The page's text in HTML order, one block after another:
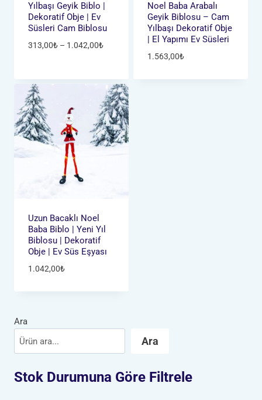
Yılbaşı Geyik Biblo |
Dekoratif Obje | Ev
Süsleri Cam Biblosu
313,00₺ – 1.042,00₺Fiyat
1.042,00₺
Noel Baba Arabalı
Geyik Biblosu – Cam
Yılbaşı Dekoratif Obje
| El Yapımı Ev Süsleri
1.563,00₺
Uzun Bacaklı Noel
Baba Biblo | Yeni Yıl
Biblosu | Dekoratif
Obje | Ev Süs Eşyası
1.042,00₺
Ara
Ara
Stok Durumuna Göre Filtrele